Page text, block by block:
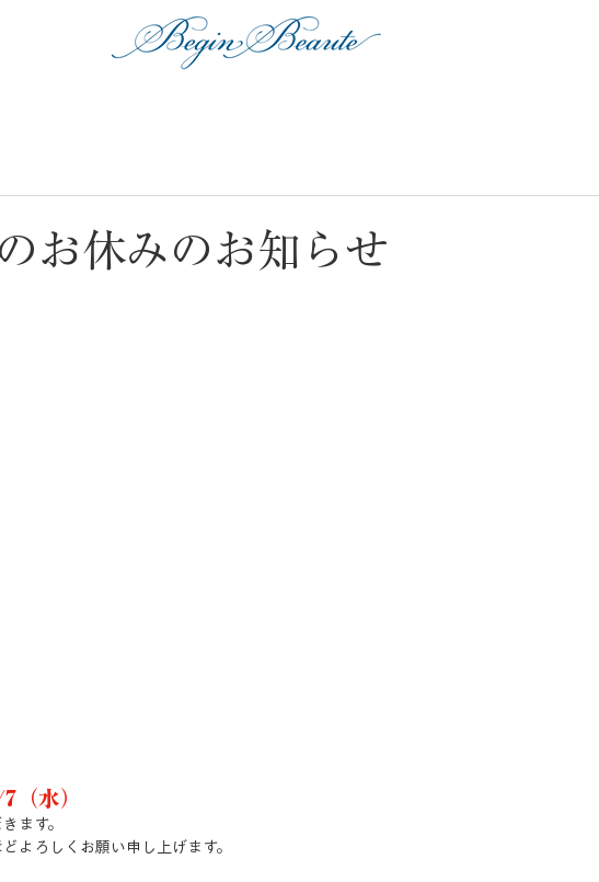
お休みのお知らせ
（水）
ます。
よろしくお願い申し上げます。